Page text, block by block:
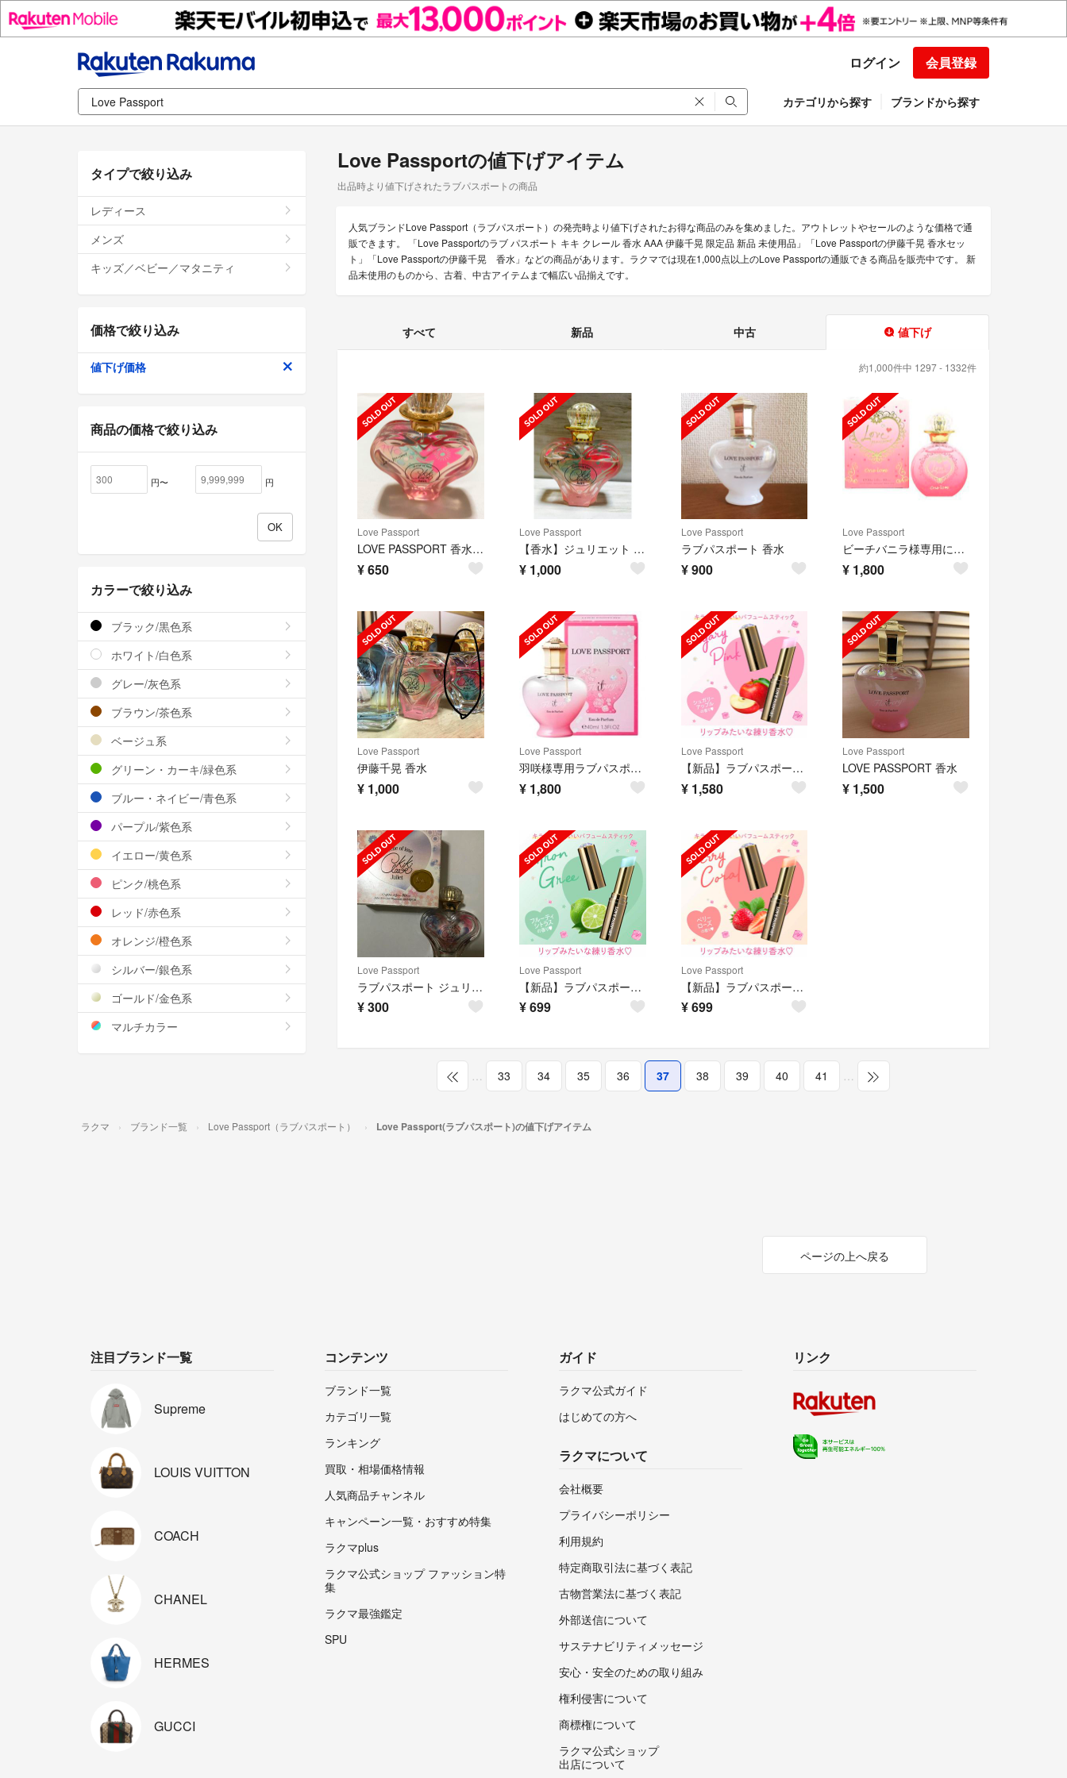
ログイン 会員登録
カテゴリから探す ブランドから探す
Love Passportの値下げアイテム
出品時より値下げされたラブパスポートの商品
人気ブランドLove Passport（ラブパスポート）の発売時より値下げされたお得な商品のみを集めました。アウトレットやセールのような価格で通
販できます。 「Love Passportのラブ パスポート キキ クレール 香水 AAA 伊藤千晃 限定品 新品 未使用品」「Love Passportの伊藤千晃 香水セッ
ト」「Love Passportの伊藤千晃 香水」などの商品があります。ラクマでは現在1,000点以上のLove Passportの通販できる商品を販売中です。 新
品未使用のものから、古着、中古アイテムまで幅広い品揃えです。
すべて 新品 中古 値下げ
約1,000件中 1297 - 1332件
Love Passport
LOVE PASSPORT 香水 元AAA伊藤千晃
¥650
Love Passport
【香水】ジュリエット キキ クレール オードパルファム
¥ 1,000
Love Passport
ラブパスポート 香水
¥900
Love Passport
ビーチバニラ様専用に変更いたします(*^^*)
¥ 1,800
Love Passport
伊藤千晃 香水
¥ 1,000
Love Passport
羽咲様専用ラブパスポート イット フラワリーオードパルファム40mL
¥ 1,800
Love Passport
【新品】ラブパスポート＊練り香水
¥ 1,580
Love Passport
LOVE PASSPORT 香水
¥ 1,500
Love Passport
ラブパスポート ジュリエット キキ クレール ウィンター オードパルファム
¥300
Love Passport
【新品】ラブパスポート＊練り香水
¥699
Love Passport
【新品】ラブパスポート＊練り香水
¥699
33 34 35 36 37 38 39 40 41
タイプで絞り込み
レディース
メンズ
キッズ／ベビー／マタニティ
価格で絞り込み
値下げ価格
商品の価格で絞り込み
円〜 円
カラーで絞り込み
ブラック/黒色系
ホワイト/白色系
グレー/灰色系
ブラウン/茶色系
ベージュ系
グリーン・カーキ/緑色系
ブルー・ネイビー/青色系
パープル/紫色系
イエロー/黄色系
ピンク/桃色系
レッド/赤色系
オレンジ/橙色系
シルバー/銀色系
ゴールド/金色系
マルチカラー
ラクマ ブランド一覧 Love Passport（ラブパスポート） Love Passport(ラブパスポート)の値下げアイテム
ページの上へ戻る
注目ブランド一覧
Supreme
LOUIS VUITTON
COACH
CHANEL
HERMES
GUCCI
コンテンツ
ブランド一覧
カテゴリ一覧
ランキング
買取・相場価格情報
人気商品チャンネル
キャンペーン一覧・おすすめ特集
ラクマplus
ラクマ公式ショップ ファッション特
集
ラクマ最強鑑定
SPU
ガイド
ラクマ公式ガイド
はじめての方へ
ラクマについて
会社概要
プライバシーポリシー
利用規約
特定商取引法に基づく表記
古物営業法に基づく表記
外部送信について
サステナビリティメッセージ
安心・安全のための取り組み
権利侵害について
商標権について
ラクマ公式ショップ
出店について
リンク